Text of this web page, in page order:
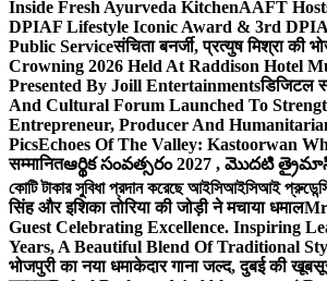
Inside Fresh Ayurveda KitchenAAFT
DPIAF Lifestyle Iconic Award & 3rd
Public Serviceसंचिता बनर्जी, प्रत्युष मिश्रा की
Crowning 2026 Held At Raddison Hotel
Presented By Joill Entertainmentsडिजिटल
And Cultural Forum Launched To
Entrepreneur, Producer And
PicsEchoes Of The Valley: Kastoorwan
सम्मानितఆర్థిక సంవత్సరం 2027 , మొదటి
কোটি টাকার সুবিধা প্রদান করেছে আইসিআইসিআই
सिंह और इशिका तोरिया की जोड़ी ने मचाया धमाल
Guest Celebrating Excellence. Inspiring
Years, A Beautiful Blend Of Traditional
भोजपुरी का नया धमाकेदार गाना जल्द, दुबई की